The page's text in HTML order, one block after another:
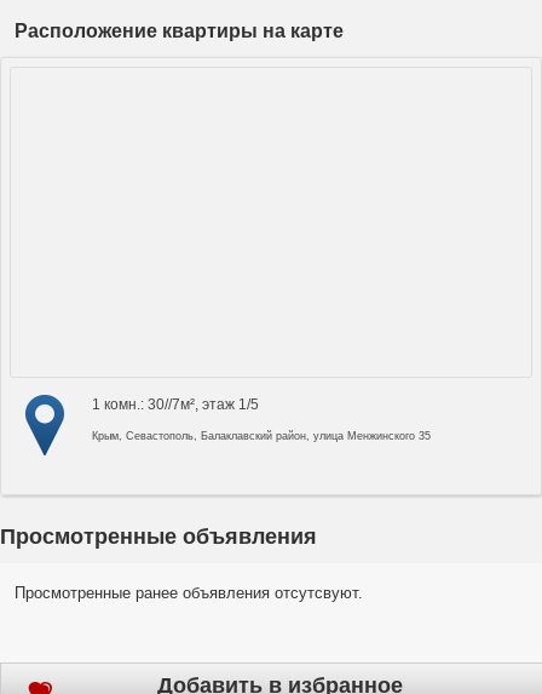
Расположение квартиры на карте
1 комн.: 30//7м², этаж 1/5
Крым, Севастополь, Балаклавский район, улица Менжинского 35
Просмотренные объявления
Просмотренные ранее объявления отсутсвуют.
Добавить в избранное